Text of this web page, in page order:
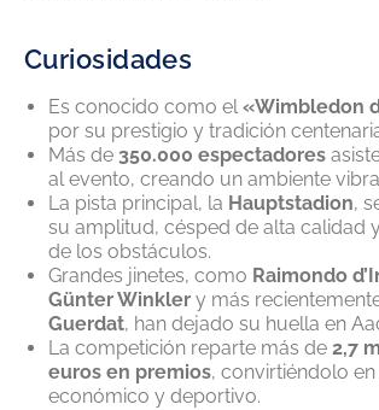
Curiosidades
Es conocido como el«Wimbledon
por su prestigio y tradición
Más de 350.000 espectadores
al evento, creando un ambiente
La pista principal, la Hauptstadion,
su amplitud, césped de alta calidad
de los obstáculos.
Grandes jinetes, como Raimondo
Günter Winkler y más
Guerdat, han dejado su huella en
La competición reparte más de 2,7
euros en premios, convirtiéndolo
económico y deportivo.